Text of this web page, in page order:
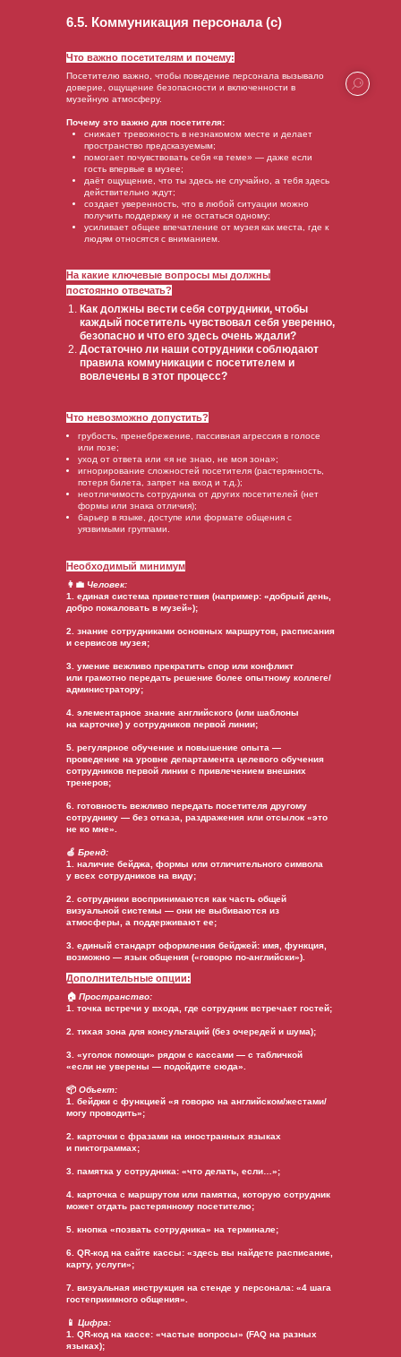
🏠 Пространство:
1. точка встречи у входа, где сотрудник встречает гостей;
2. тихая зона для консультаций (без очередей и шума);
3. «уголок помощи» рядом с кассами — с табличкой
«если не уверены — подойдите сюда».
📦 Объект:
1. бейджи с функцией «я говорю на английском/жестами/
могу проводить»;
2. карточки с фразами на иностранных языках
и пиктограммах;
3. памятка у сотрудника: «что делать, если…»;
4. карточка с маршрутом или памятка, которую сотрудник
может отдать растерянному посетителю;
5. кнопка «позвать сотрудника» на терминале;
6. QR-код на сайте кассы: «здесь вы найдете расписание,
карту, услуги»;
7. визуальная инструкция на стенде у персонала: «4 шага
гостеприимного общения».
📱 Цифра:
1. QR-код на кассе: «частые вопросы» (FAQ на разных
языках);
6.5. Коммуникация персонала (с)
Посетителю важно, чтобы поведение персонала вызывало
доверие, ощущение безопасности и включенности в
музейную атмосферу.
Почему это важно для посетителя:
снижает тревожность в незнакомом месте и делает
пространство предсказуемым;
помогает почувствовать себя «в теме» — даже если
гость впервые в музее;
даёт ощущение, что ты здесь не случайно, а тебя здесь
действительно ждут;
создает уверенность, что в любой ситуации можно
получить поддержку и не остаться одному;
усиливает общее впечатление от музея как места, где к
людям относятся с вниманием.
👩‍💼 Человек:
1. единая система приветствия (например: «добрый день,
добро пожаловать в музей»);
2. знание сотрудниками основных маршрутов, расписания
и сервисов музея;
3. умение вежливо прекратить спор или конфликт
или грамотно передать решение более опытному коллеге/
администратору;
4. элементарное знание английского (или шаблоны
на карточке) у сотрудников первой линии;
5. регулярное обучение и повышение опыта —
проведение на уровне департамента целевого обучения
сотрудников первой линии с привлечением внешних
тренеров;
6. готовность вежливо передать посетителя другому
сотруднику — без отказа, раздражения или отсылок «это
не ко мне».
🍏 Бренд:
1. наличие бейджа, формы или отличительного символа
у всех сотрудников на виду;
2. сотрудники воспринимаются как часть общей
визуальной системы — они не выбиваются из
атмосферы, а поддерживают ее;
3. единый стандарт оформления бейджей: имя, функция,
возможно — язык общения («говорю по-английски»).
грубость, пренебрежение, пассивная агрессия в голосе
или позе;
уход от ответа или «я не знаю, не моя зона»;
игнорирование сложностей посетителя (растерянность,
потеря билета, запрет на вход и т.д.);
неотличимость сотрудника от других посетителей (нет
формы или знака отличия);
барьер в языке, доступе или формате общения с
уязвимыми группами.
Как должны вести себя сотрудники, чтобы
каждый посетитель чувствовал себя уверенно,
безопасно и что его здесь очень ждали?
Достаточно ли наши сотрудники соблюдают
правила коммуникации с посетителем и
вовлечены в этот процесс?
Что важно посетителям и почему:
Дополнительные опции:
Что невозможно допустить?
Необходимый минимум
На какие ключевые вопросы мы должны
постоянно отвечать?